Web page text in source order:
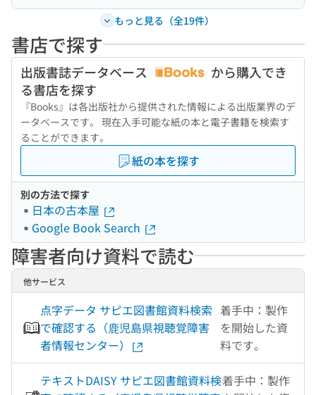
もっと見る（全19件）
書店で探す
出版書誌データベース
から購入でき
る書店を探す
『Books』は各出版社から提供された情報による出版業界のデ
ータベースです。 現在入手可能な紙の本と電子書籍を検索す
ることができます。
紙の本を探す
別の方法で探す
日本の古本屋
Google Book Search
障害者向け資料で読む
他サービス
点字データ サピエ図書館資料検索
で確認する（鹿児島県視聴覚障害
者情報センター）
着手中：製作
を開始した資
料です。
テキストDAISY サピエ図書館資料検着手中：製作